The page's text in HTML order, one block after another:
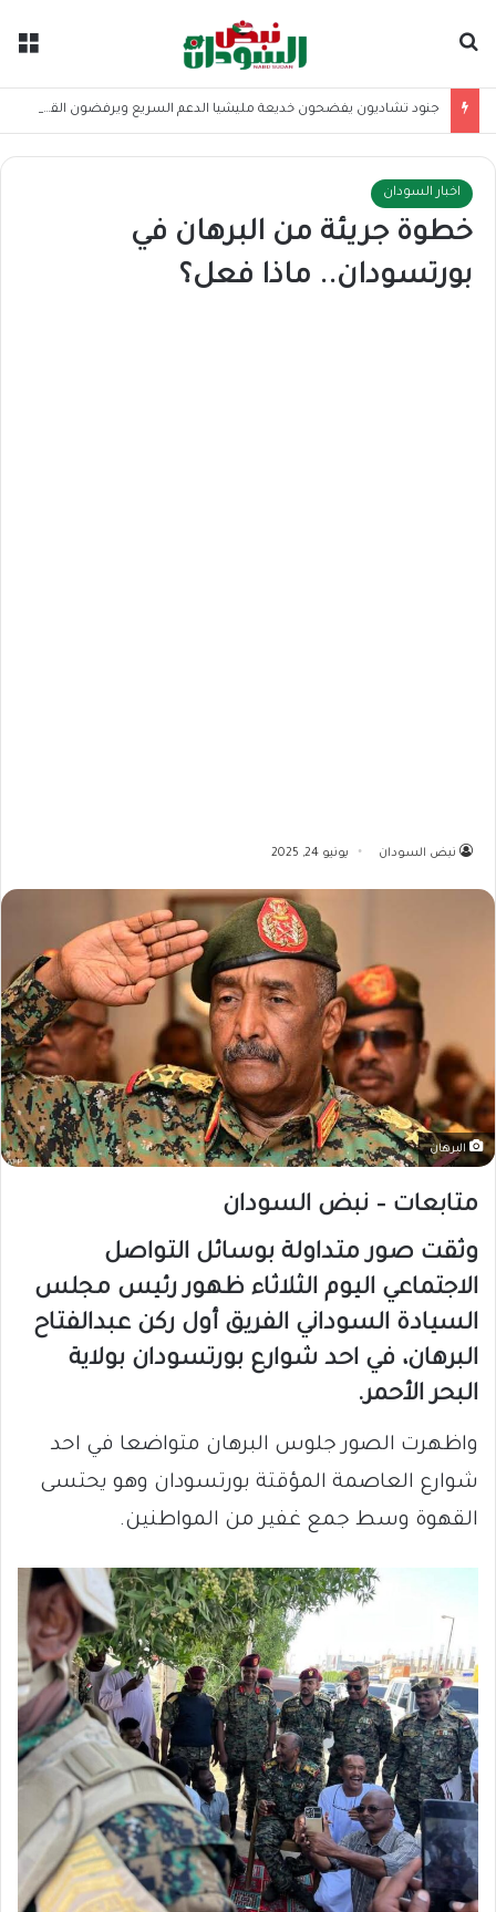
جنود تشاديون يفضحون خديعة مليشيا الدعم السريع ويرفضون القتال بالسودان
اخبار السودان
خطوة جريئة من البرهان في
بورتسودان.. ماذا فعل؟
نبض السودان يونيو 24, 2025
البرهان
متابعات – نبض السودان
وثقت صور متداولة بوسائل التواصل
الاجتماعي اليوم الثلاثاء ظهور رئيس مجلس
السيادة السوداني الفريق أول ركن عبدالفتاح
البرهان، في احد شوارع بورتسودان بولاية
البحر الأحمر.
واظهرت الصور جلوس البرهان متواضعا في احد
شوارع العاصمة المؤقتة بورتسودان وهو يحتسى
القهوة وسط جمع غفير من المواطنين.